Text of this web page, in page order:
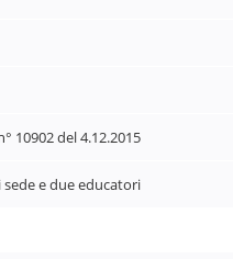
10902 del 4.12.2015
e due educatori